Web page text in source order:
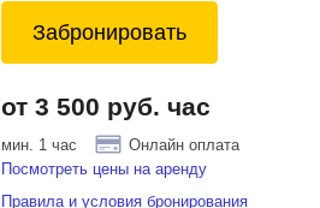
Забронировать
от 3 500 руб. час
мин. 1 час
Онлайн оплата
Посмотреть цены на аренду
Правила и условия бронирования